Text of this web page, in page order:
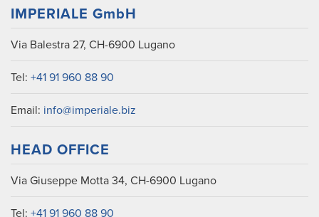
IMPERIALE GmbH
Via Balestra 27, CH-6900 Lugano
Tel: +41 91 960 88 90
Email: info@imperiale.biz
HEAD OFFICE
Via Giuseppe Motta 34, CH-6900 Lugano
Tel: +41 91 960 88 90